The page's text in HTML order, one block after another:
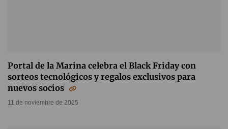
Portal de la Marina celebra el Black Friday con
sorteos tecnológicos y regalos exclusivos para
nuevos socios
11 de noviembre de 2025